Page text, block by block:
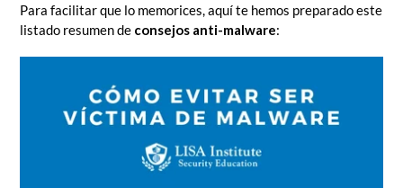
Para facilitar que lo memorices, aquí te hemos preparado este
listado resumen de consejos anti-malware: